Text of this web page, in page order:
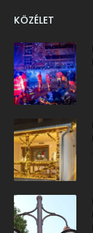
KÖZÉLET